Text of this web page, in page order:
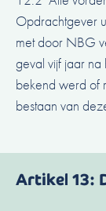
Opdrachtgever
met door NBG
geval vijf jaar
bekend werd of
bestaan van
Artikel 13: